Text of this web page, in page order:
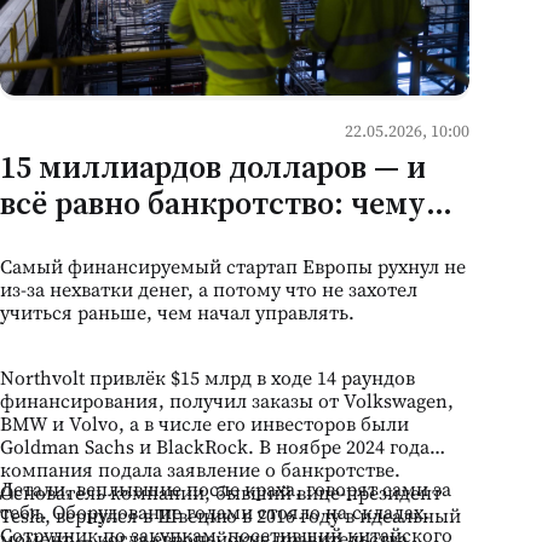
22.05.2026, 10:00
15 миллиардов долларов — и
всё равно банкротство: чему
научиться на падении
Northvolt
Самый финансируемый стартап Европы рухнул не
из-за нехватки денег, а потому что не захотел
учиться раньше, чем начал управлять.
Northvolt привлёк $15 млрд в ходе 14 раундов
финансирования, получил заказы от Volkswagen,
BMW и Volvo, а в числе его инвесторов были
Goldman Sachs и BlackRock. В ноябре 2024 года
компания подала заявление о банкротстве.
Основатель компании, бывший вице-президент
Tesla, вернулся в Швецию в 2016 году в идеальный
Детали, всплывшие после краха, говорят сами за
себя. Оборудование годами стояло на складах.
Сотрудник по закупкам, посетивший китайского